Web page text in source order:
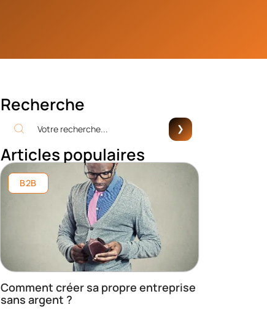
Recherche
Articles populaires
B2B
Comment créer sa propre entreprise
sans argent ?